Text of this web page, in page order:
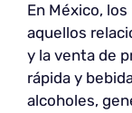
En México,
aquellos
y la venta de
rápida y
alcoholes,